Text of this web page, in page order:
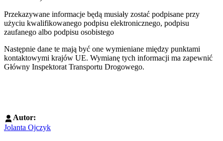
Przekazywane informacje będą musiały zostać podpisane przy
użyciu kwalifikowanego podpisu elektronicznego, podpisu
zaufanego albo podpisu osobistego
Następnie dane te mają być one wymieniane między punktami
kontaktowymi krajów UE. Wymianę tych informacji ma zapewnić
Główny Inspektorat Transportu Drogowego.
Autor:
Jolanta Ojczyk